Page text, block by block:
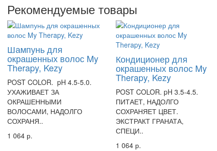
Рекомендуемые товары
Шампунь для
окрашенных волос My
Therapy, Kezy
POST COLOR. pH 4.5-5.0.
УХАЖИВАЕТ ЗА
ОКРАШЕННЫМИ
ВОЛОСАМИ, НАДОЛГО
СОХРАНЯ..
1 064 р.
Кондиционер для
окрашенных волос My
Therapy, Kezy
POST COLOR. pH 3.5-4.5.
ПИТАЕТ, НАДОЛГО
СОХРАНЯЕТ ЦВЕТ.
ЭКСТРАКТ ГРАНАТА,
СПЕЦИ..
1 064 р.